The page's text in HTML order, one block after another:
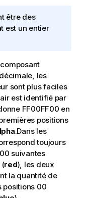
être des
est un entier
les
sont plus faciles
est identifié par
FF00FF00 en
positions
.Dans les
toujours
00 suivantes
(red), les deux
la quantité de
positions 00